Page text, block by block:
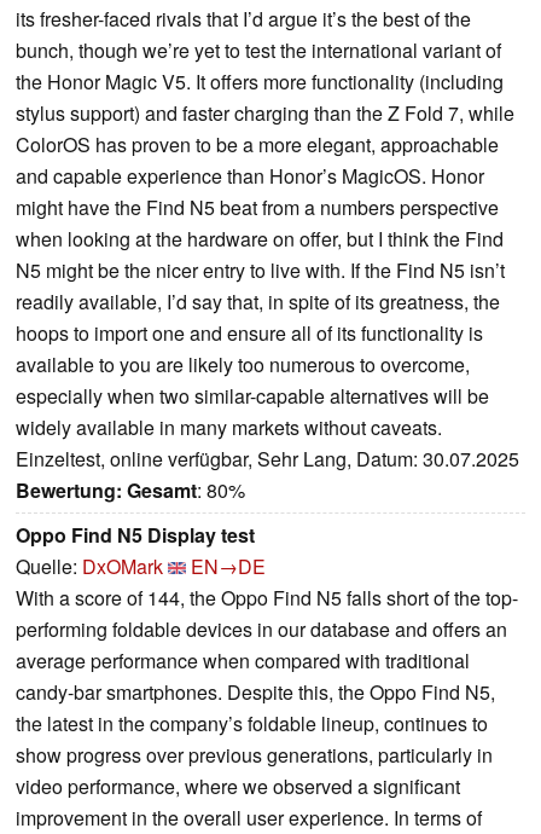
its fresher-faced rivals that I’d argue it’s the best of the
bunch, though we’re yet to test the international variant of
the Honor Magic V5. It offers more functionality (including
stylus support) and faster charging than the Z Fold 7, while
ColorOS has proven to be a more elegant, approachable
and capable experience than Honor’s MagicOS. Honor
might have the Find N5 beat from a numbers perspective
when looking at the hardware on offer, but I think the Find
N5 might be the nicer entry to live with. If the Find N5 isn’t
readily available, I’d say that, in spite of its greatness, the
hoops to import one and ensure all of its functionality is
available to you are likely too numerous to overcome,
especially when two similar-capable alternatives will be
widely available in many markets without caveats.
Einzeltest, online verfügbar, Sehr Lang, Datum: 30.07.2025
Bewertung: Gesamt: 80%
Oppo Find N5 Display test
Quelle: DxOMark
EN→DE
With a score of 144, the Oppo Find N5 falls short of the top-
performing foldable devices in our database and offers an
average performance when compared with traditional
candy-bar smartphones. Despite this, the Oppo Find N5,
the latest in the company’s foldable lineup, continues to
show progress over previous generations, particularly in
video performance, where we observed a significant
improvement in the overall user experience. In terms of